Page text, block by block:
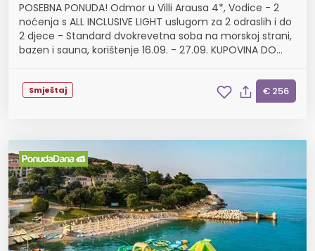
POSEBNA PONUDA! Odmor u Villi Arausa 4*, Vodice - 2
noćenja s ALL INCLUSIVE LIGHT uslugom za 2 odraslih i do
2 djece - Standard dvokrevetna soba na morskoj strani,
bazen i sauna, korištenje 16.09. - 27.09. KUPOVINA DO
Smještaj € 256